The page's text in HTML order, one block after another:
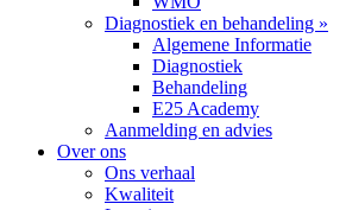
Diagnostiek en behandeling »
Algemene Informatie
Diagnostiek
Behandeling
E25 Academy
Aanmelding en advies
Over ons
Ons verhaal
Kwaliteit